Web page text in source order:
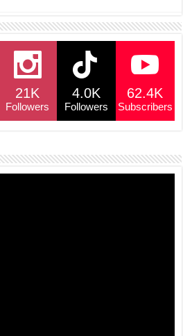
y
Li
n
k
e
21K
Followers
4.0K
Followers
62.4K
Subscribers